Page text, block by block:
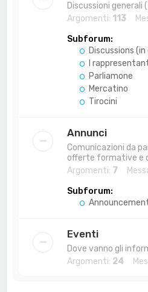
Discussioni generali
Argomenti: 113
Subforum:
Discussions (in
I
Parliamone
Mercatino
Tirocini
Annunci
Comunicazioni da
offerte formative e
Argomenti: 7
Subforum:
Eventi
Dove vanno gli
Argomenti: 24